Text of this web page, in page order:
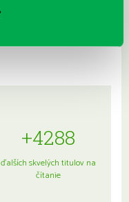
sprievodca
+4288
ďalších skvelých titulov na
čítanie